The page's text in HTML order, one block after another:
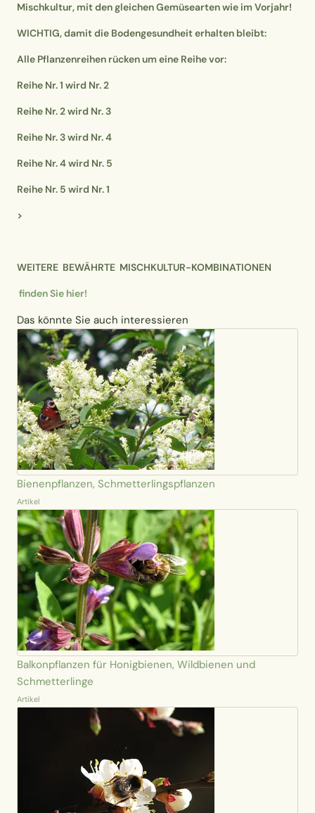
Mischkultur, mit den gleichen Gemüsearten wie im Vorjahr!
WICHTIG, damit die Bodengesundheit erhalten bleibt:
Alle Pflanzenreihen rücken um eine Reihe vor:
Reihe Nr. 1 wird Nr. 2
Reihe Nr. 2 wird Nr. 3
Reihe Nr. 3 wird Nr. 4
Reihe Nr. 4 wird Nr. 5
Reihe Nr. 5 wird Nr. 1
>
WEITERE BEWÄHRTE MISCHKULTUR-KOMBINATIONEN
finden Sie hier!
Das könnte Sie auch interessieren
Bienenpflanzen, Schmetterlingspflanzen
Artikel
Balkonpflanzen für Honigbienen, Wildbienen und
Schmetterlinge
Artikel